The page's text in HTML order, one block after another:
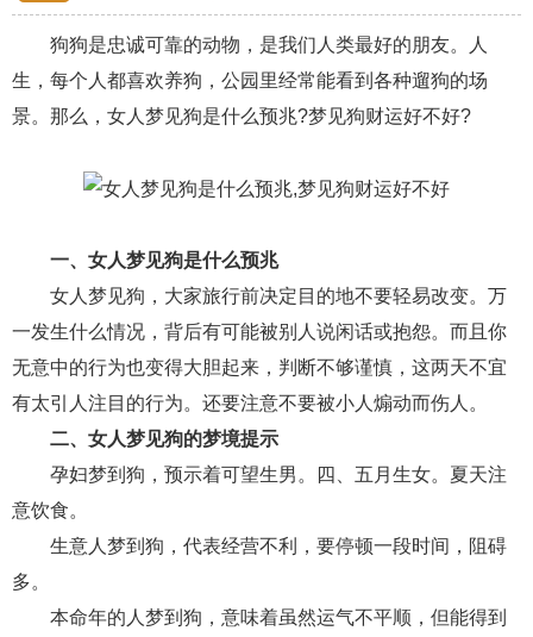
水瓶座男生 摩羯座男生 射手座男生
天蝎座男生 天秤座男生 处女座男生
爱情诗句 狮子座男生 爱情歌曲 爱情图片
爱情小说 巨蟹座男生 爱情电影 双子座男生
变心 感人 伤感 婚姻问题 脾气
失恋挽救 情绪 时辰八字 爱情的句子
十二生肖 分手复合
异地恋 明星 气质 美妆 情感挽回
化妆
经营婚姻 婚姻修复 孕早期 感情挽回
狗狗是忠诚可靠的动物，是我们人类最好的朋友。人
生，每个人都喜欢养狗，公园里经常能看到各种遛狗的场
景。那么，女人梦见狗是什么预兆?梦见狗财运好不好?
一、女人梦见狗是什么预兆
女人梦见狗，大家旅行前决定目的地不要轻易改变。万
一发生什么情况，背后有可能被别人说闲话或抱怨。而且你
无意中的行为也变得大胆起来，判断不够谨慎，这两天不宜
有太引人注目的行为。还要注意不要被小人煽动而伤人。
二、女人梦见狗的梦境提示
孕妇梦到狗，预示着可望生男。四、五月生女。夏天注
意饮食。
生意人梦到狗，代表经营不利，要停顿一段时间，阻碍
多。
本命年的人梦到狗，意味着虽然运气不平顺，但能得到